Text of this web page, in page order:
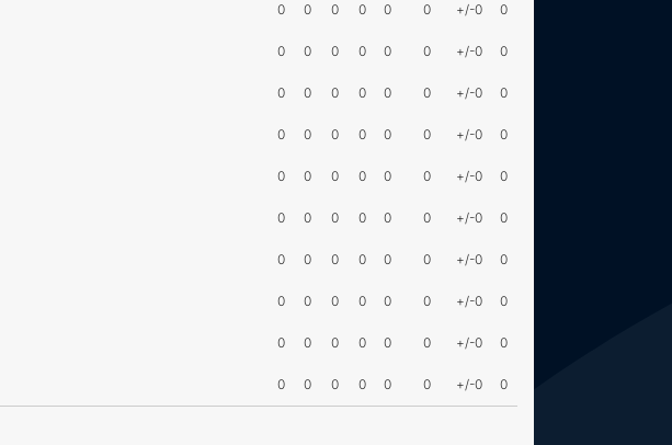
0 0 0 0 0 0 +/-0 0
0 0 0 0 0 0 +/-0 0
0 0 0 0 0 0 +/-0 0
0 0 0 0 0 0 +/-0 0
0 0 0 0 0 0 +/-0 0
0 0 0 0 0 0 +/-0 0
0 0 0 0 0 0 +/-0 0
0 0 0 0 0 0 +/-0 0
0 0 0 0 0 0 +/-0 0
0 0 0 0 0 0 +/-0 0